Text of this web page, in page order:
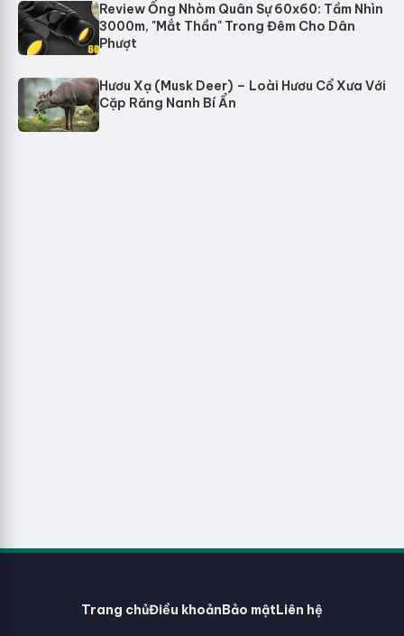
Review Ống Nhòm Quân Sự 60x60: Tầm Nhìn
3000m, "Mắt Thần" Trong Đêm Cho Dân
Phượt
Hươu Xạ (Musk Deer) – Loài Hươu Cổ Xưa Với
Cặp Răng Nanh Bí Ẩn
Trang chủĐiều khoảnBảo mậtLiên hệ